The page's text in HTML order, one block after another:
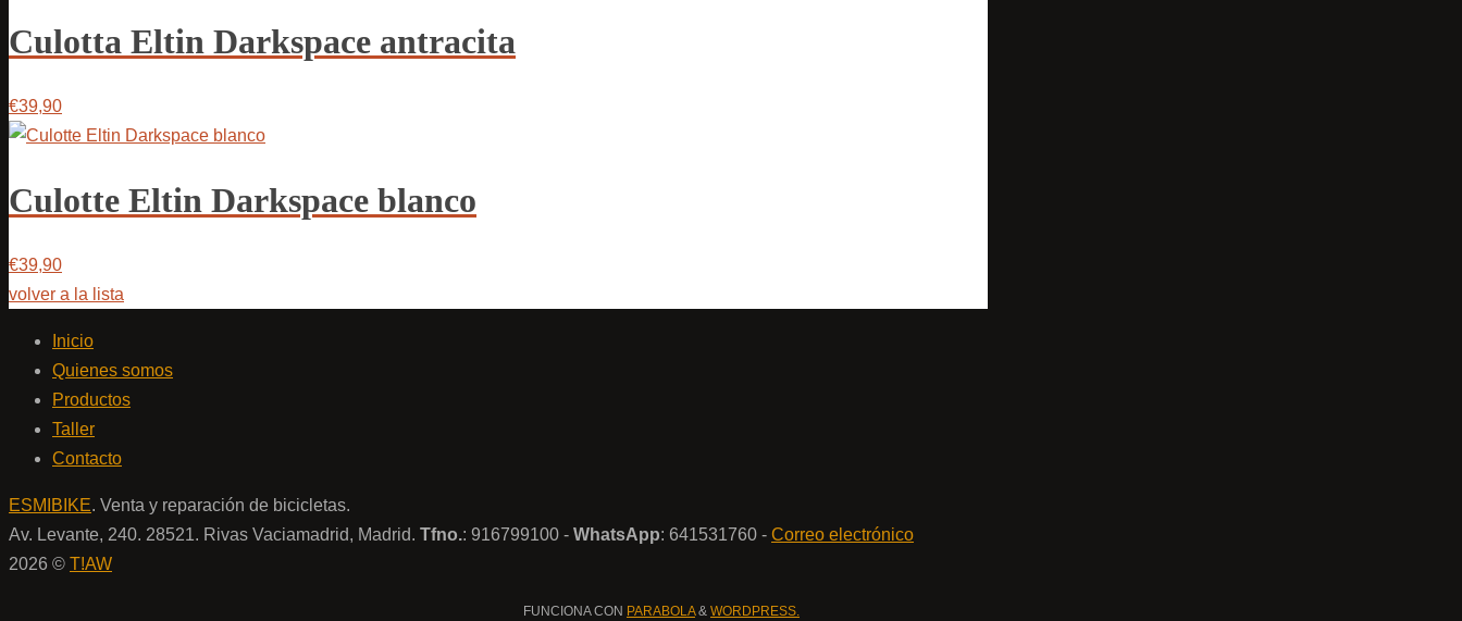
Culotta Eltin Darkspace antracita
€39,90
Culotte Eltin Darkspace blanco
€39,90
volver a la lista
Inicio
Quienes somos
Productos
Taller
Contacto
ESMIBIKE. Venta y reparación de bicicletas.
Av. Levante, 240. 28521. Rivas Vaciamadrid, Madrid. Tfno.: 916799100 - WhatsApp: 641531760 - Correo electrónico
2026 © T!AW
FUNCIONA CON PARABOLA& WORDPRESS.